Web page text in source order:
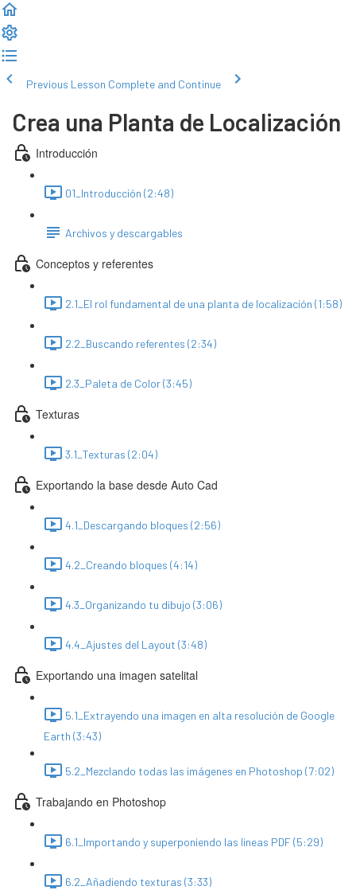
Previous Lesson Complete and Continue
Crea una Planta de Localización
Introducción
01_Introducción (2:48)
Archivos y descargables
Conceptos y referentes
2.1_El rol fundamental de una planta de localización (1:58)
2.2_Buscando referentes (2:34)
2.3_Paleta de Color (3:45)
Texturas
3.1_Texturas (2:04)
Exportando la base desde Auto Cad
4.1_Descargando bloques (2:56)
4.2_Creando bloques (4:14)
4.3_Organizando tu dibujo (3:06)
4.4_Ajustes del Layout (3:48)
Exportando una imagen satelital
5.1_Extrayendo una imagen en alta resolución de Google
Earth (3:43)
5.2_Mezclando todas las imágenes en Photoshop (7:02)
Trabajando en Photoshop
6.1_Importando y superponiendo las lineas PDF (5:29)
6.2_Añadiendo texturas (3:33)